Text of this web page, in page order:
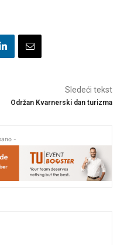
Sledeći tekst
Održan Kvarnerski dan turizma
-